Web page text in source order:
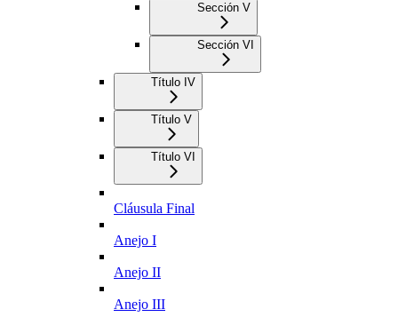
Sección V
Sección VI
Título IV
Título V
Título VI
Cláusula Final
Anejo I
Anejo II
Anejo III